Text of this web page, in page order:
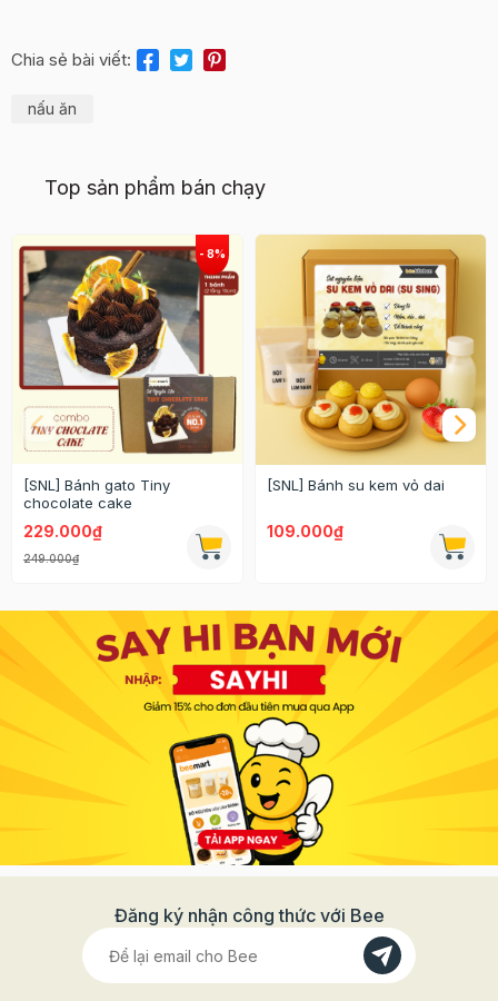
Chia sẻ bài viết:
nấu ăn
Top sản phẩm bán chạy
[SNL] Bánh gato Tiny
chocolate cake
229.000₫
249.000₫
[SNL] Bánh su kem vỏ dai
109.000₫
Đăng ký nhận công thức với Bee